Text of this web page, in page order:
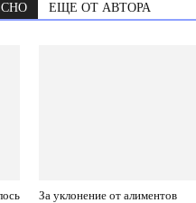
ЕЩЕ ОТ АВТОРА
За уклонение от алиментов